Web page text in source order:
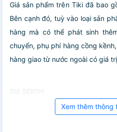
Giá sản phẩm trên Tiki đã bao
Bên cạnh đó, tuỳ vào loại sản
hàng mà có thể phát sinh
chuyển, phụ phí hàng cồng
hàng giao từ nước ngoài có giá
Giá SERSH
Xem thêm thông